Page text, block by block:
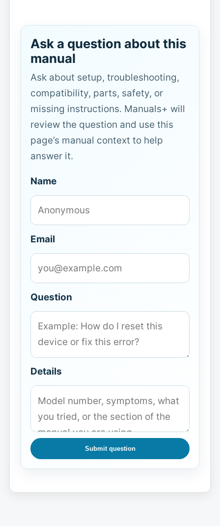
Ask a question about this
manual
Ask about setup, troubleshooting,
compatibility, parts, safety, or
missing instructions. Manuals+ will
review the question and use this
page’s manual context to help
answer it.
Name
Email
Question
Details
Submit question